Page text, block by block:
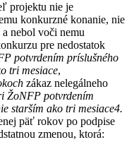
projektu nie je
konkurzné konanie, nie
nebol voči nemu
pre nedostatok
potvrdením príslušného
tri mesiace,
zákaz nelegálneho
ŽoNFP potvrdením
starším ako tri mesiace4.
päť rokov po podpise
zmenou, ktorá: